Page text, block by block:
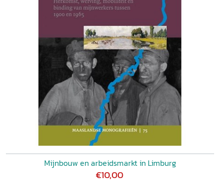
Mijnbouw en arbeidsmarkt in Limburg
€10,00